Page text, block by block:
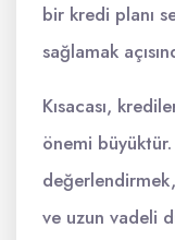
bir kredi planı
sağlamak
Kısacası,
önemi
ve uzun vadeli